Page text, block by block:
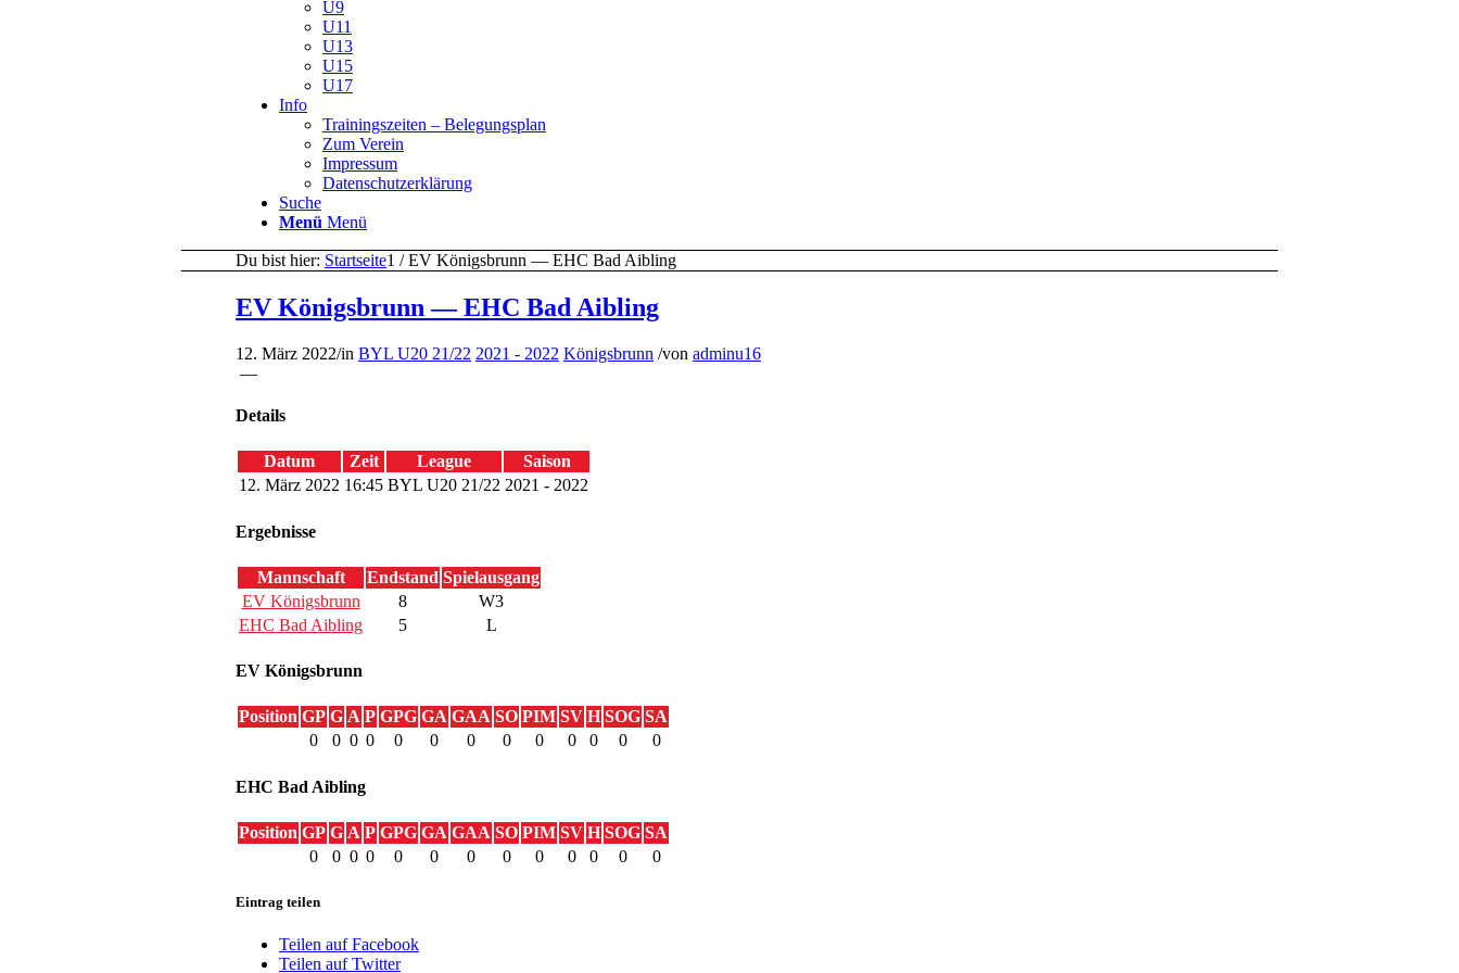
U9
U11
U13
U15
U17
Info
Trainingszeiten – Belegungsplan
Zum Verein
Impressum
Datenschutzerklärung
Suche
Menü Menü
Du bist hier: Startseite1 / EV Königsbrunn — EHC Bad Aibling
EV Königsbrunn — EHC Bad Aibling
12. März 2022/in BYL U20 21/22 2021 - 2022 Königsbrunn /von adminu16
—
Details
Datum Zeit League
Saison
12. März 2022 16:45 BYL U20 21/22 2021 - 2022
Ergebnisse
Mannschaft Endstand Spielausgang
EV Königsbrunn
8
W3
EHC Bad Aibling
5 L
EV Königsbrunn
Position GP G A P GPG GA GAA SO PIM SV H SOG SA
0
0 0 0 0 0 0 0 0 0 0 0 0
EHC Bad Aibling
Position GP G A P GPG GA GAA SO PIM SV H SOG SA
0
0 0 0 0 0 0 0 0 0 0 0 0
Eintrag teilen
Teilen auf Facebook
Teilen auf Twitter